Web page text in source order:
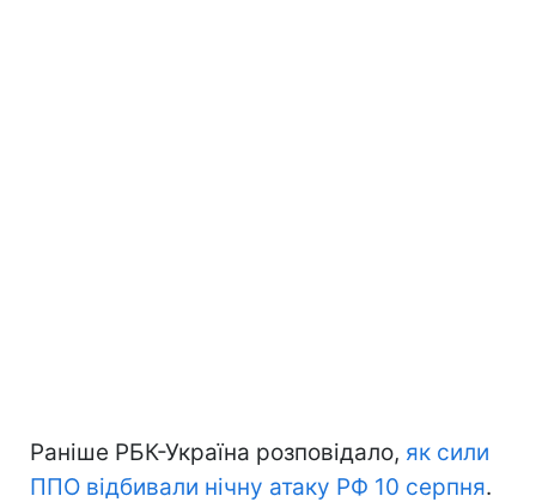
Раніше РБК-Україна розповідало, як сили
ППО відбивали нічну атаку РФ 10 серпня.